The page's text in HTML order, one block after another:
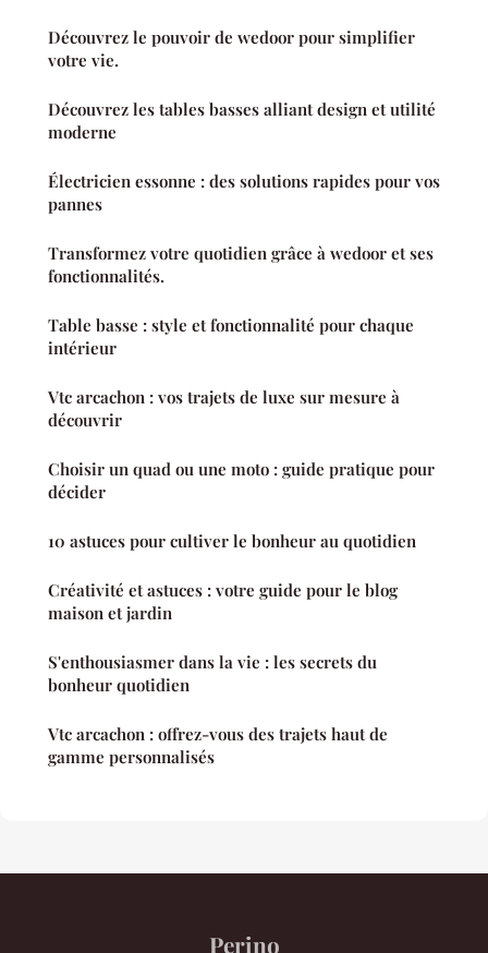
Découvrez le pouvoir de wedoor pour simplifier
votre vie.
Découvrez les tables basses alliant design et utilité
moderne
Électricien essonne : des solutions rapides pour vos
pannes
Transformez votre quotidien grâce à wedoor et ses
fonctionnalités.
Table basse : style et fonctionnalité pour chaque
intérieur
Vtc arcachon : vos trajets de luxe sur mesure à
découvrir
Choisir un quad ou une moto : guide pratique pour
décider
10 astuces pour cultiver le bonheur au quotidien
Créativité et astuces : votre guide pour le blog
maison et jardin
S'enthousiasmer dans la vie : les secrets du
bonheur quotidien
Vtc arcachon : offrez-vous des trajets haut de
gamme personnalisés
Perino